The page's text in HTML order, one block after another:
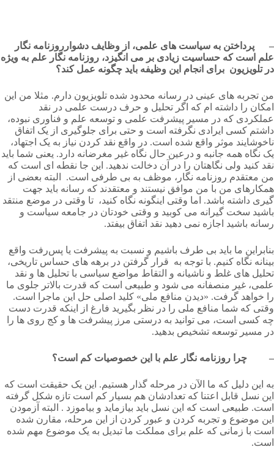
– پرداختن به سیاست های علمی، از وظایف دشوارروزنامه نگار
علم است که حساسیت زیادی بر می انگیزد، روزنامه نگار علم به ویژه
در تلویزیون برای انجام این وظیفه باید چگونه عمل کند؟
من تجربه های عینی در رسانه محدود شده تلویزیون دارم. مثلا من این
امکان را داشته ام که اگر تحلیل و حرف درست علمی در نقد
عملکردی که در مسیر پیشرفت علمی و توسعه علم و فناوری نبوده،
داشتم کسی ایرادی نگرفته است و حتی برای جلوگیری از یک اتفاق
ناخوشایند موثر واقع شده است. در واقع نقد کردن نیاز به یک اجتهاد،
یک نگاه همه جانبه و درعین حال نگاه غیر مغرضانه دارد. یعنی شما باید
نقد کنید ولی نگاهتان را در آن دخالت ندهید. این جا نقطه ای است که
من معتقدم روزنامه نگار، موظف به بی طرفی است. البته بعضی از
همکارهای من با من موافق نیستند و معتقدند که رسانه باید جهت
گیری داشته باشد. اما وقتی اینگونه نگاه کنید، تا وقتی در موضع منتقد
باشید سخت گیرانه می کوبید و وقتی خودتان در جامعه سیاست و
رسانه باشید اجازه نمی دهید نقد اتفاق بیفتد.
بنابراین ما باید بی طرف باشیم و نسبت به پیشرفت یا پس‌رفت واقع
بینانه نگاه کنیم. با توجه به قرار گرفتن در برهه های حساس تاریخی،
تحلیل های غلط و ناشیانه و التقاط مواضع سیاسی با تحلیل ها و نقد
علمی، غیر منصفانه می شود و طبیعی است که قدرت بالاتر جلوی ما
را خواهد گرفت. «دیدن منافع ملی» کلید اصلی حل این ماجرا است.
وقتی که شما منافع ملی را در نظر بگیرید فارغ از اینکه قدرت دست
چه کسی است، می توانید به درستی مرز پیشرفت ها و کج روی ها را
در مسیر توسعه تشخیص بدهید.
– چرا روزنامه نگار علم با این خصوصیات کم است؟
به این دلیل که ما الآن در مرحله گذار هستیم. این یک حقیقت است که
این نسل قابل اعتنا که تعدادشان هم بسیار کم است تازه شکل گرفته
است. طبیعی است که این نسل باید بیازماید و بیاموزد . البته آزمودن
این موضوع و تجربه کردن و عبور کردن از این مرحله، مقارن شده
است با زمانی که علم برای مملکت ما تبدیل به یک موضوع مهم شده
است.